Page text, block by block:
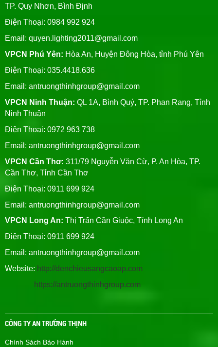
TP. Quy Nhơn, Bình Định
Điện Thoại: 0984 992 924
Email: quyen.lighting2011@gmail.com
VPCN Phú Yên: Hòa An, Huyện Đông Hòa, tỉnh Phú Yên
Điện Thoại: 035.4418.636
Email: antruongthinhgroup@gmail.com
VPCN Ninh Thuận: QL 1A, Bình Quý, TP. Phan Rang, Tỉnh
Ninh Thuận
Điện Thoại: 0972 963 738
Email: antruongthinhgroup@gmail.com
VPCN Cần Thơ: 311/79 Nguyễn Văn Cừ, P. An Hòa, TP.
Cần Thơ, Tỉnh Cần Thơ
Điện Thoại: 0911 699 924
Email: antruongthinhgroup@gmail.com
VPCN Long An: Thị Trấn Cần Giuộc, Tỉnh Long An
Điện Thoại: 0911 699 924
Email: antruongthinhgroup@gmail.com
Website: http://denchieusangcaoap.com
https://antruongthinhgroup.com
CÔNG TY AN TRƯỜNG THỊNH
Chính Sách Bảo Hành